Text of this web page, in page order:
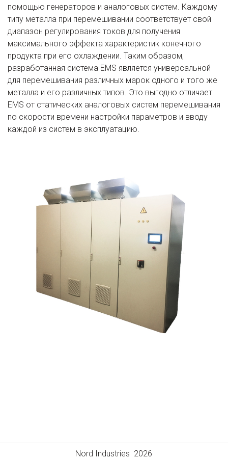
помощью генераторов и аналоговых систем. Каждому
типу металла при перемешивании соответствует свой
диапазон регулирования токов для получения
максимального эффекта характеристик конечного
продукта при его охлаждении. Таким образом,
разработанная система EMS является универсальной
для перемешивания различных марок одного и того же
металла и его различных типов. Это выгодно отличает
EMS от статических аналоговых систем перемешивания
по скорости времени настройки параметров и вводу
каждой из систем в эксплуатацию.
Nord Industries  2026